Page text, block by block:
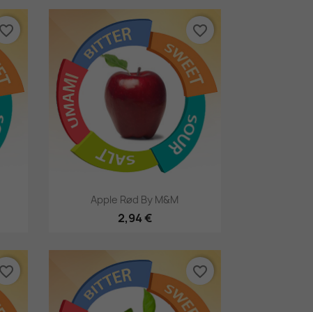
favorite_border
Hurtigsyning
Apple Rød By M&M
2,94 €
favorite_border
favorite_border favorite_border